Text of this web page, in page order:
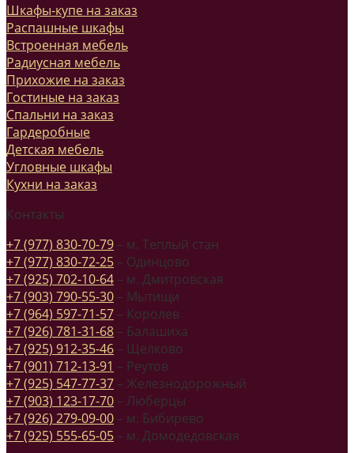
Шкафы-купе на заказ
Распашные шкафы
Встроенная мебель
Радиусная мебель
Прихожие на заказ
Гостиные на заказ
Спальни на заказ
Гардеробные
Детская мебель
Угловные шкафы
Кухни на заказ
Контакты
+7 (977) 830-70-79 – м. Теплый стан
+7 (977) 830-72-25 – Одинцово
+7 (925) 702-10-64 – м. Дмитровская
+7 (903) 790-55-30 – Мытищи
+7 (964) 597-71-57 – Королев
+7 (926) 781-31-68 – Балашиха
+7 (925) 912-35-46 – Щелково
+7 (901) 712-13-91 – Реутов
+7 (925) 547-77-37 – Железнодорожный
+7 (903) 123-17-70 – Люберцы
+7 (926) 279-09-00 – м. Бибирево
+7 (925) 555-65-05 – м. Домодедовская